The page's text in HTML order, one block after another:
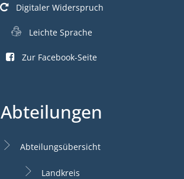
Digitaler Widerspruch
Leichte Sprache
Zur Facebook-Seite
Abteilungen
Abteilungsübersicht
Landkreis